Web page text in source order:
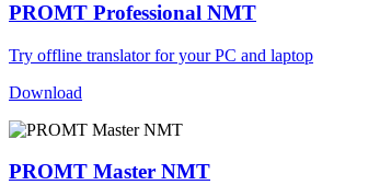
PROMT Professional NMT
Try offline translator for your PC and laptop
Download
PROMT Master NMT